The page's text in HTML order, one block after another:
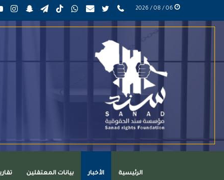
سناب
تشات
تيلقرامTikTokواتساب mail تويتر
عربي
phone
الرئيسية الأخبار بيانات المعتقلين